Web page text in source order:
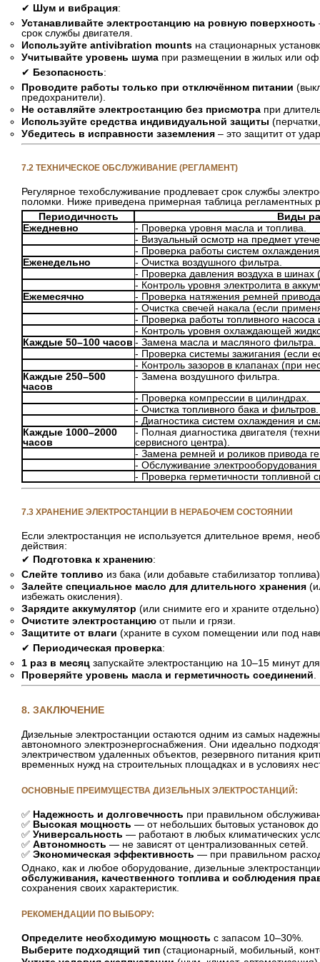
✔ Шум и вибрация:
Устанавливайте электростанцию на ровную поверхность
срок службы двигателя.
Используйте antivibration mounts на стационарных
Учитывайте уровень шума при размещении в жилых или
✔ Безопасность:
Проводите работы только при отключённом питании
предохранители).
Не оставляйте электростанцию без присмотра при
Используйте средства индивидуальной защиты
Убедитесь в исправности заземления – это защитит от
7.2 ТЕХНИЧЕСКОЕ ОБСЛУЖИВАНИЕ (РЕГЛАМЕНТ)
Регулярное техобслуживание продлевает срок службы
поломки. Ниже приведена примерная таблица регламентных
Периодичность
Виды
Ежедневно
- Проверка уровня масла и топлива.
- Визуальный осмотр на предмет
- Проверка работы систем
Еженедельно
- Очистка воздушного фильтра.
- Проверка давления воздуха в шинах
- Контроль уровня электролита в
Ежемесячно
- Проверка натяжения ремней
- Очистка свечей накала (если
- Проверка работы топливного насоса
- Контроль уровня охлаждающей
Каждые 50–100 часов - Замена масла и масляного фильтра.
- Проверка системы зажигания (если
- Контроль зазоров в клапанах (при
Каждые 250–500
часов
- Замена воздушного фильтра.
- Проверка компрессии в цилиндрах.
- Очистка топливного бака и фильтров.
- Диагностика систем охлаждения и
Каждые 1000–2000
часов
- Полная диагностика двигателя
сервисного центра).
- Замена ремней и роликов привода
- Обслуживание электрооборудования
- Проверка герметичности топливной
7.3 ХРАНЕНИЕ ЭЛЕКТРОСТАНЦИИ В НЕРАБОЧЕМ СОСТОЯНИИ
Если электростанция не используется длительное время,
действия:
✔ Подготовка к хранению:
Слейте топливо из бака (или добавьте стабилизатор
Залейте специальное масло для длительного хранения
избежать окисления).
Зарядите аккумулятор (или снимите его и храните
Очистите электростанцию от пыли и грязи.
Защитите от влаги (храните в сухом помещении или под
✔ Периодическая проверка:
1 раз в месяц запускайте электростанцию на 10–15 минут
Проверяйте уровень масла и герметичность соединений
8. ЗАКЛЮЧЕНИЕ
Дизельные электростанции остаются одним из самых
автономного электроэнергоснабжения. Они идеально
электричеством удаленных объектов, резервного питания
временных нужд на строительных площадках и в условиях
ОСНОВНЫЕ ПРЕИМУЩЕСТВА ДИЗЕЛЬНЫХ ЭЛЕКТРОСТАНЦИЙ:
✅ Надежность и долговечность при правильном
✅ Высокая мощность — от небольших бытовых установок
✅ Универсальность — работают в любых климатических
✅ Автономность — не зависят от централизованных сетей.
✅ Экономическая эффективность — при правильном
Однако, как и любое оборудование, дизельные
обслуживания, качественного топлива и соблюдения
сохранения своих характеристик.
РЕКОМЕНДАЦИИ ПО ВЫБОРУ:
Определите необходимую мощность с запасом 10–30%.
Выберите подходящий тип (стационарный, мобильный,